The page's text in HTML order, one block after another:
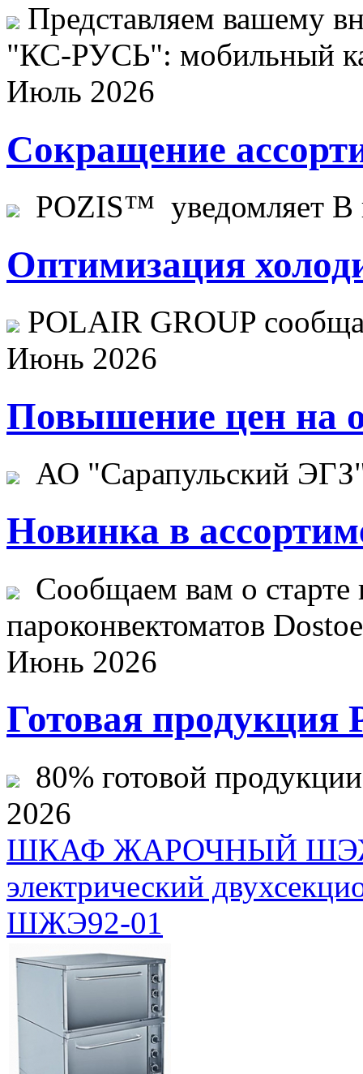
Представляем вашему
"КС-РУСЬ": мобильный
Июль 2026
Сокращение
POZIS™ уведомляет В
Оптимизация
POLAIR GROUP
Июнь 2026
Повышение цен на
АО "Сарапульский
Новинка в
Сообщаем вам о старте
пароконвектоматов
Июнь 2026
Готовая продукция
80% готовой
2026
ШКАФ ЖАРОЧНЫЙ
электрический
ШЖЭ92-01